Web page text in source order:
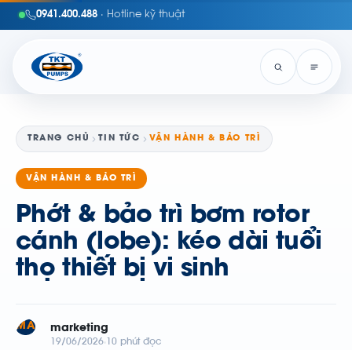
0941.400.488 · Hotline kỹ thuật
TRANG CHỦ TIN TỨC VẬN HÀNH & BẢO TRÌ
VẬN HÀNH & BẢO TRÌ
Phớt & bảo trì bơm rotor
cánh (lobe): kéo dài tuổi
thọ thiết bị vi sinh
MA marketing
19/06/2026 10 phút đọc